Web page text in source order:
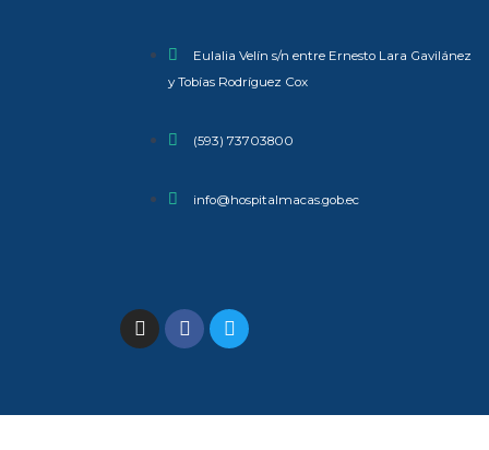
Eulalia Velín s/n entre Ernesto Lara Gavilánez
y Tobías Rodríguez Cox
(593) 73703800​
info@hospitalmacas.gob.ec